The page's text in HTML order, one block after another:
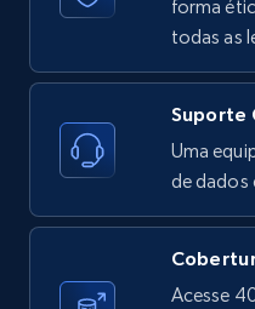
text, Date posted,
X (formerly Twitter)
ID, User posted,
posted, Photos, URL,
forma
todas as
Suporte
Uma
de dados
Acesse